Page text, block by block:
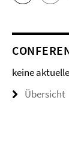
keine
Übersicht